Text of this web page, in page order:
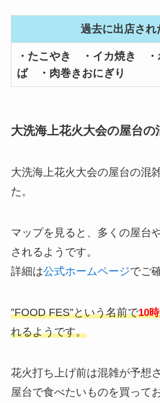
過去に出店され
・たこやき ・イカ焼き ・
ば ・肉巻きおにぎり
大洗海上花火大会の屋台の
大洗海上花火大会の屋台の混
た。
マップを見ると、多くの屋台
されるようです。
詳細は公式ホームページでご
”FOOD FES”という名前で10
れるようです。
花火打ち上げ前は混雑が予想
屋台で食べたいものを買って